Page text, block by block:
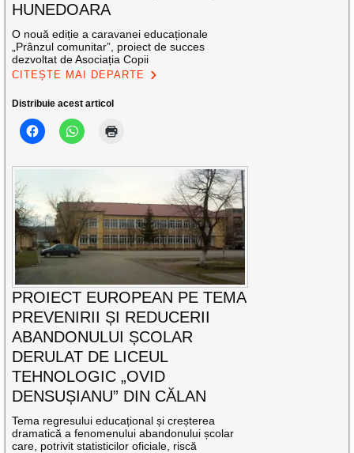
HUNEDOARA
O nouă ediție a caravanei educaționale
„Prânzul comunitar”, proiect de succes
dezvoltat de Asociația Copii
CITEȘTE MAI DEPARTE
Distribuie acest articol
PROIECT EUROPEAN PE TEMA
PREVENIRII ȘI REDUCERII
ABANDONULUI ȘCOLAR
DERULAT DE LICEUL
TEHNOLOGIC „OVID
DENSUȘIANU” DIN CĂLAN
Tema regresului educațional și creșterea
dramatică a fenomenului abandonului școlar
care, potrivit statisticilor oficiale, riscă